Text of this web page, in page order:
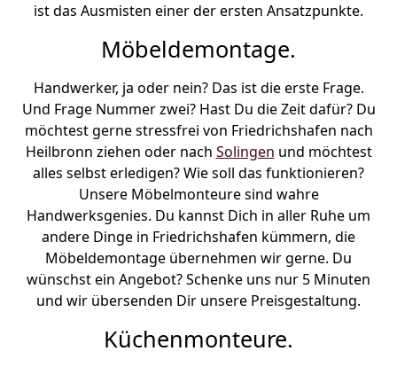
ist das Ausmisten einer der ersten Ansatzpunkte.
Möbeldemontage.
Handwerker, ja oder nein? Das ist die erste Frage.
Und Frage Nummer zwei? Hast Du die Zeit dafür? Du
möchtest gerne stressfrei von Friedrichshafen nach
Heilbronn ziehen oder nach Solingen und möchtest
alles selbst erledigen? Wie soll das funktionieren?
Unsere Möbelmonteure sind wahre
Handwerksgenies. Du kannst Dich in aller Ruhe um
andere Dinge in Friedrichshafen kümmern, die
Möbeldemontage übernehmen wir gerne. Du
wünschst ein Angebot? Schenke uns nur 5 Minuten
und wir übersenden Dir unsere Preisgestaltung.
Küchenmonteure.